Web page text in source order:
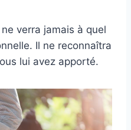
verra jamais à quel
Il ne reconnaîtra
lui avez apporté.